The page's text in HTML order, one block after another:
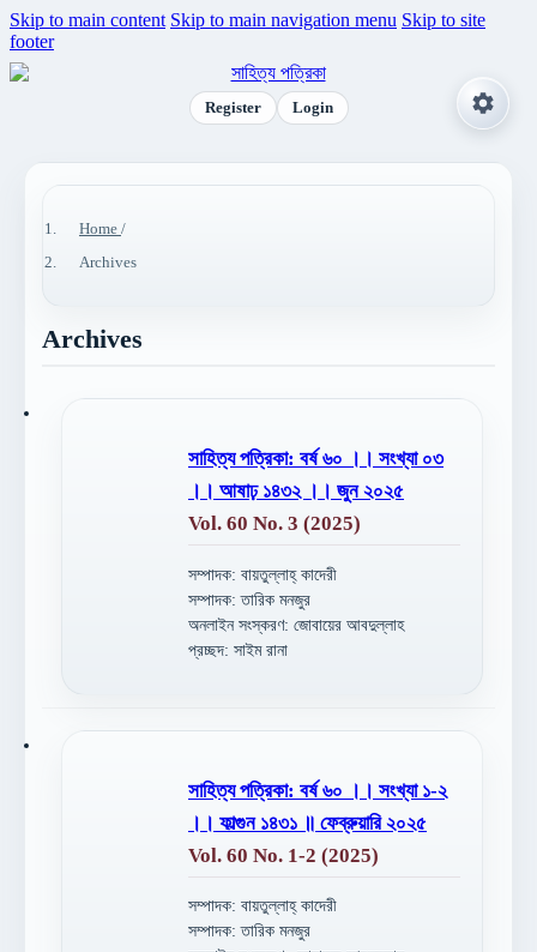
Skip to main content Skip to main navigation menu Skip to site
footer
Register Login
Home /
Archives
Archives
সাহিত্য পত্রিকা: বর্ষ ৬০ ।। সংখ্যা ০৩
।। আষাঢ় ১৪৩২ ।। জুন ২০২৫
Vol. 60 No. 3 (2025)
সম্পাদক: বায়তুল্লাহ্ কাদেরী
সম্পাদক: তারিক মনজুর
অনলাইন সংস্করণ: জোবায়ের আবদুল্লাহ
প্রচ্ছদ: সাইম রানা
সাহিত্য পত্রিকা: বর্ষ ৬০ ।। সংখ্যা ১-২
।। ফাল্গুন ১৪৩১ ॥ ফেব্রুয়ারি ২০২৫
Vol. 60 No. 1-2 (2025)
সম্পাদক: বায়তুল্লাহ্ কাদেরী
সম্পাদক: তারিক মনজুর